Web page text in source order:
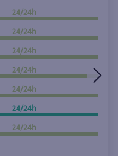
24/24h
24/24h
24/24h
24/24h
24/24h
24/24h
24/24h